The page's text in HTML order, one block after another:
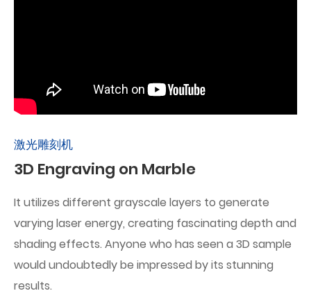
激光雕刻机
3D Engraving on Marble
It utilizes different grayscale layers to generate
varying laser energy, creating fascinating depth and
shading effects. Anyone who has seen a 3D sample
would undoubtedly be impressed by its stunning
results.